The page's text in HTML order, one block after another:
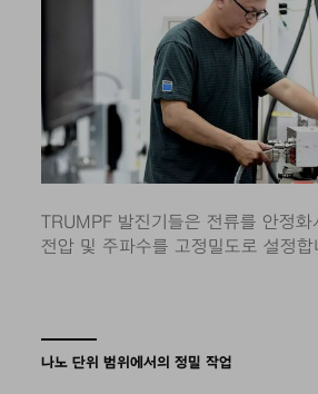
TRUMPF 발진기들은 전류를 안정화
전압 및 주파수를 고정밀도로 설정합
나노 단위 범위에서의 정밀 작업